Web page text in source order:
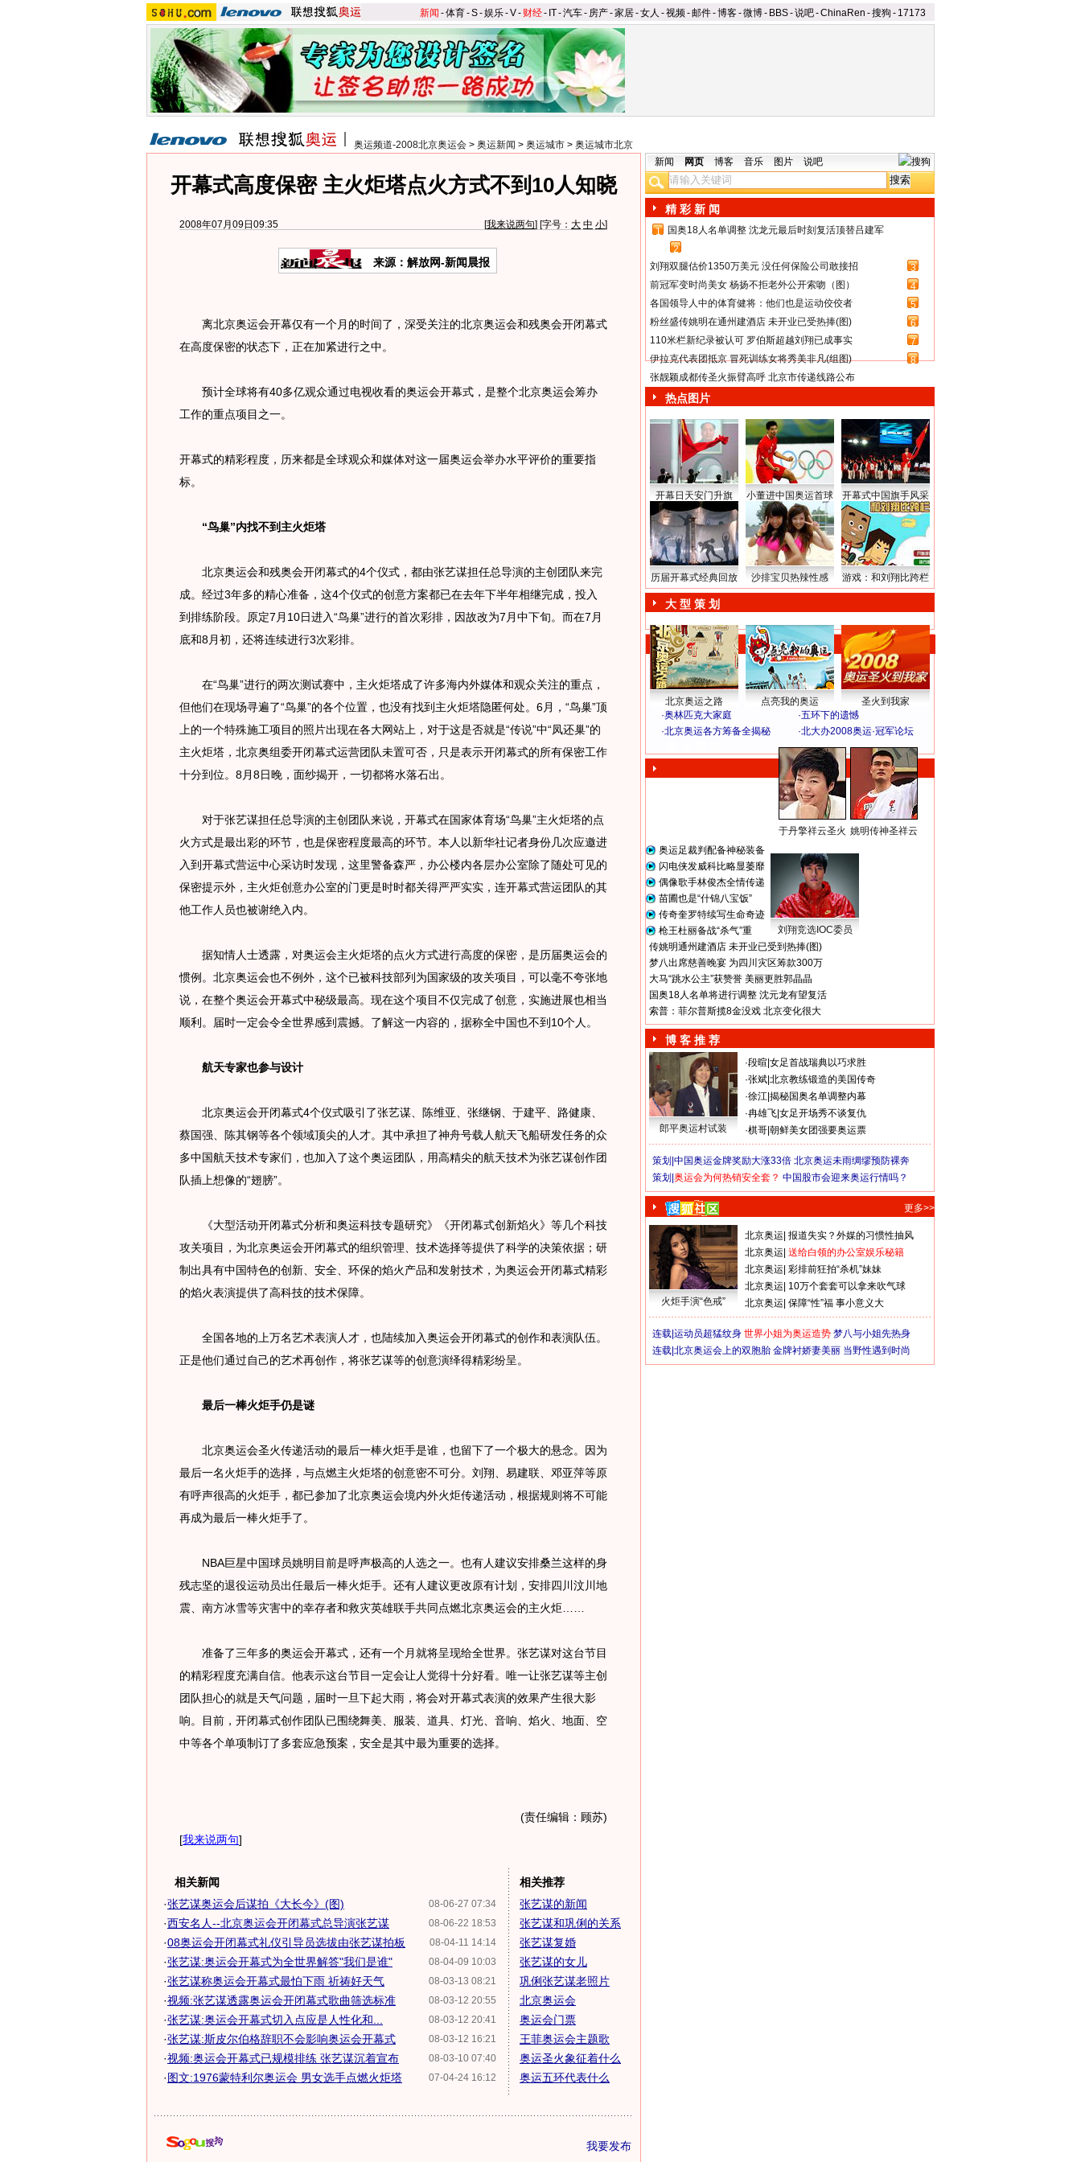
新闻 -体育-S-娱乐-V- 财经- IT-汽车- 房产-家居-女人 -视频-邮件-博客-微博- BBS-说吧-ChinaRen -搜狗 - 17173
奥运频道-2008北京奥运会 > 奥运新闻 > 奥运城市 > 奥运城市北京
开幕式高度保密 主火炬塔点火方式不到10人知晓
2008年07月09日09:35 [我来说两句] [字号： 大 中 小]
来源：解放网-新闻晨报
离北京奥运会开幕仅有一个月的时间了，深受关注的北京奥运会和残奥会开闭幕式
在高度保密的状态下，正在加紧进行之中。
预计全球将有40多亿观众通过电视收看的奥运会开幕式，是整个北京奥运会筹办
工作的重点项目之一。
开幕式的精彩程度，历来都是全球观众和媒体对这一届奥运会举办水平评价的重要指
标。
“鸟巢”内找不到主火炬塔
北京奥运会和残奥会开闭幕式的4个仪式，都由张艺谋担任总导演的主创团队来完
成。经过3年多的精心准备，这4个仪式的创意方案都已在去年下半年相继完成，投入
到排练阶段。原定7月10日进入“鸟巢”进行的首次彩排，因故改为7月中下旬。而在7月
底和8月初，还将连续进行3次彩排。
在“鸟巢”进行的两次测试赛中，主火炬塔成了许多海内外媒体和观众关注的重点，
但他们在现场寻遍了“鸟巢”的各个位置，也没有找到主火炬塔隐匿何处。6月，“鸟巢”顶
上的一个特殊施工项目的照片出现在各大网站上，对于这是否就是“传说”中“凤还巢”的
主火炬塔，北京奥组委开闭幕式运营团队未置可否，只是表示开闭幕式的所有保密工作
十分到位。8月8日晚，面纱揭开，一切都将水落石出。
对于张艺谋担任总导演的主创团队来说，开幕式在国家体育场“鸟巢”主火炬塔的点
火方式是最出彩的环节，也是保密程度最高的环节。本人以新华社记者身份几次应邀进
入到开幕式营运中心采访时发现，这里警备森严，办公楼内各层办公室除了随处可见的
保密提示外，主火炬创意办公室的门更是时时都关得严严实实，连开幕式营运团队的其
他工作人员也被谢绝入内。
据知情人士透露，对奥运会主火炬塔的点火方式进行高度的保密，是历届奥运会的
惯例。北京奥运会也不例外，这个已被科技部列为国家级的攻关项目，可以毫不夸张地
说，在整个奥运会开幕式中秘级最高。现在这个项目不仅完成了创意，实施进展也相当
顺利。届时一定会令全世界感到震撼。了解这一内容的，据称全中国也不到10个人。
航天专家也参与设计
北京奥运会开闭幕式4个仪式吸引了张艺谋、陈维亚、张继钢、于建平、路健康、
蔡国强、陈其钢等各个领域顶尖的人才。其中承担了神舟号载人航天飞船研发任务的众
多中国航天技术专家们，也加入了这个奥运团队，用高精尖的航天技术为张艺谋创作团
队插上想像的“翅膀”。
《大型活动开闭幕式分析和奥运科技专题研究》《开闭幕式创新焰火》等几个科技
攻关项目，为北京奥运会开闭幕式的组织管理、技术选择等提供了科学的决策依据；研
制出具有中国特色的创新、安全、环保的焰火产品和发射技术，为奥运会开闭幕式精彩
的焰火表演提供了高科技的技术保障。
全国各地的上万名艺术表演人才，也陆续加入奥运会开闭幕式的创作和表演队伍。
正是他们通过自己的艺术再创作，将张艺谋等的创意演绎得精彩纷呈。
最后一棒火炬手仍是谜
北京奥运会圣火传递活动的最后一棒火炬手是谁，也留下了一个极大的悬念。因为
最后一名火炬手的选择，与点燃主火炬塔的创意密不可分。刘翔、易建联、邓亚萍等原
有呼声很高的火炬手，都已参加了北京奥运会境内外火炬传递活动，根据规则将不可能
再成为最后一棒火炬手了。
NBA巨星中国球员姚明目前是呼声极高的人选之一。也有人建议安排桑兰这样的身
残志坚的退役运动员出任最后一棒火炬手。还有人建议更改原有计划，安排四川汶川地
震、南方冰雪等灾害中的幸存者和救灾英雄联手共同点燃北京奥运会的主火炬……
准备了三年多的奥运会开幕式，还有一个月就将呈现给全世界。张艺谋对这台节目
的精彩程度充满自信。他表示这台节目一定会让人觉得十分好看。唯一让张艺谋等主创
团队担心的就是天气问题，届时一旦下起大雨，将会对开幕式表演的效果产生很大影
响。目前，开闭幕式创作团队已围绕舞美、服装、道具、灯光、音响、焰火、地面、空
中等各个单项制订了多套应急预案，安全是其中最为重要的选择。
(责任编辑：顾苏)
[我来说两句]
相关新闻
08-06-27 07:34
·张艺谋奥运会后谋拍《大长今》(图)
08-06-22 18:53
·西安名人--北京奥运会开闭幕式总导演张艺谋
08-04-11 14:14
·08奥运会开闭幕式礼仪引导员选拔由张艺谋拍板
08-04-09 10:03
·张艺谋:奥运会开幕式为全世界解答"我们是谁"
08-03-13 08:21
·张艺谋称奥运会开幕式最怕下雨 祈祷好天气
08-03-12 20:55
·视频:张艺谋透露奥运会开闭幕式歌曲筛选标准
08-03-12 20:41
·张艺谋:奥运会开幕式切入点应是人性化和...
08-03-12 16:21
·张艺谋:斯皮尔伯格辞职不会影响奥运会开幕式
08-03-10 07:40
·视频:奥运会开幕式已规模排练 张艺谋沉着宣布
07-04-24 16:12
·图文:1976蒙特利尔奥运会 男女选手点燃火炬塔
相关推荐
张艺谋的新闻
张艺谋和巩俐的关系
张艺谋复婚
张艺谋的女儿
巩俐张艺谋老照片
北京奥运会
奥运会门票
王菲奥运会主题歌
奥运圣火象征着什么
奥运五环代表什么
我要发布
新闻 网页 博客 音乐 图片 说吧
精 彩 新 闻
1
国奥18人名单调整 沈龙元最后时刻复活顶替吕建军
2
刘翔双腿估价1350万美元 没任何保险公司敢接招
3
前冠军变时尚美女 杨扬不拒老外公开索吻（图）
4
各国领导人中的体育健将：他们也是运动佼佼者
5
粉丝盛传姚明在通州建酒店 未开业已受热捧(图)
6
110米栏新纪录被认可 罗伯斯超越刘翔已成事实
7
伊拉克代表团抵京 冒死训练女将秀美非凡(组图)
8
张靓颖成都传圣火振臂高呼 北京市传递线路公布
热点图片
开幕日天安门升旗 小董进中国奥运首球 开幕式中国旗手风采
历届开幕式经典回放 沙排宝贝热辣性感 游戏：和刘翔比跨栏
大 型 策 划
北京奥运之路 点亮我的奥运
圣火到我家
·奥林匹克大家庭 ·五环下的遗憾
·北京奥运各方筹备全揭秘 ·北大办2008奥运·冠军论坛
于丹擎祥云圣火 姚明传神圣祥云
奥运足裁判配备神秘装备
闪电侠发威科比略显萎靡
偶像歌手林俊杰全情传递
苗圃也是“什锦八宝饭”
传奇奎罗特续写生命奇迹
枪王杜丽备战“杀气”重
刘翔竞选IOC委员
传姚明通州建酒店 未开业已受到热捧(图)
梦八出席慈善晚宴 为四川灾区筹款300万
大马“跳水公主”获赞誉 美丽更胜郭晶晶
国奥18人名单将进行调整 沈元龙有望复活
索普：菲尔普斯揽8金没戏 北京变化很大
博 客 推 荐
郎平奥运村试装
·段暄 女足首战瑞典以巧求胜
·张斌 北京教练锻造的美国传奇
·徐江 揭秘国奥名单调整内幕
·冉雄飞 女足开场秀不谈复仇
·棋哥 朝鲜美女团强要奥运票
策划| 中国奥运金牌奖励大涨33倍 北京奥运未雨绸缪预防裸奔
策划| 奥运会为何热销安全套？ 中国股市会迎来奥运行情吗？
更多>>
火炬手演“色戒”
北京奥运 报道失实？外媒的习惯性抽风
北京奥运 送给白领的办公室娱乐秘籍
北京奥运 彩排前狂拍“杀机”妹妹
北京奥运 10万个套套可以拿来吹气球
北京奥运 保障“性”福 事小意义大
连载| 运动员超猛纹身 世界小姐为奥运造势 梦八与小姐先热身
连载| 北京奥运会上的双胞胎 金牌衬娇妻美丽 当野性遇到时尚